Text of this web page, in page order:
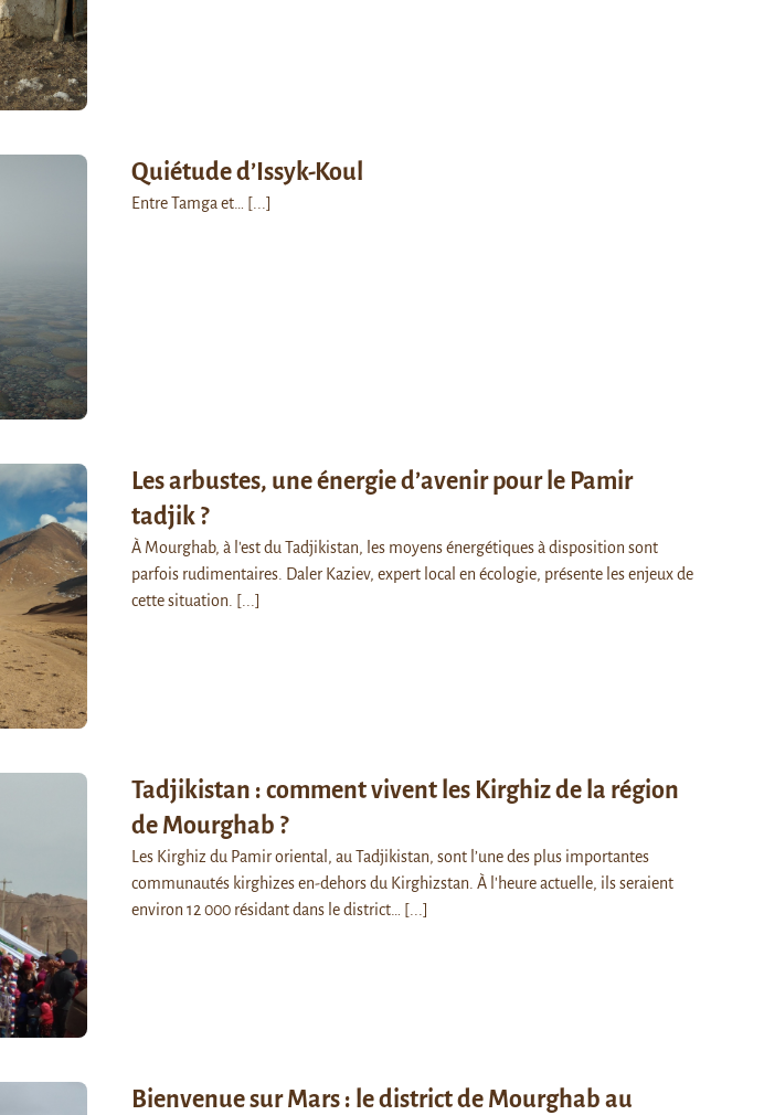
Quiétude d’Issyk-Koul
Entre Tamga et… [...]
Les arbustes, une énergie d’avenir pour le Pamir
tadjik ?
À Mourghab, à l'est du Tadjikistan, les moyens énergétiques à disposition sont
parfois rudimentaires. Daler Kaziev, expert local en écologie, présente les enjeux de
cette situation.
[...]
Tadjikistan : comment vivent les Kirghiz de la région
de Mourghab ?
Les Kirghiz du Pamir oriental, au Tadjikistan, sont l’une des plus importantes
communautés kirghizes en-dehors du Kirghizstan. À l'heure actuelle, ils seraient
environ 12 000 résidant dans le district…
[...]
Bienvenue sur Mars : le district de Mourghab au